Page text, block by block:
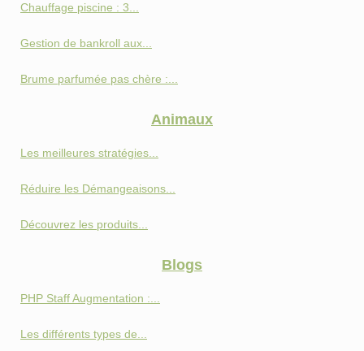
Chauffage piscine : 3...
Gestion de bankroll aux...
Brume parfumée pas chère :...
Animaux
Les meilleures stratégies...
Réduire les Démangeaisons...
Découvrez les produits...
Blogs
PHP Staff Augmentation :...
Les différents types de...